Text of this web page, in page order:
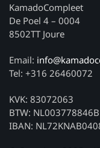
KamadoCompleet
De Poel 4 – 0004
8502TT Joure
Email:
Tel: +316 26460072
KVK: 83072063
BTW:
IBAN: